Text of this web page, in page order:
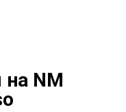
на NM